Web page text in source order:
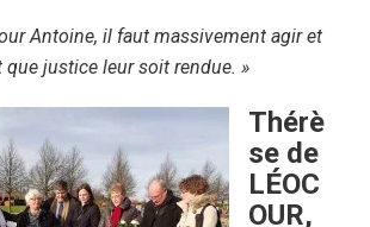
Antoine, il faut massivement agir et
que justice leur soit rendue. »
Thérè
se de
LÉOC
OUR,